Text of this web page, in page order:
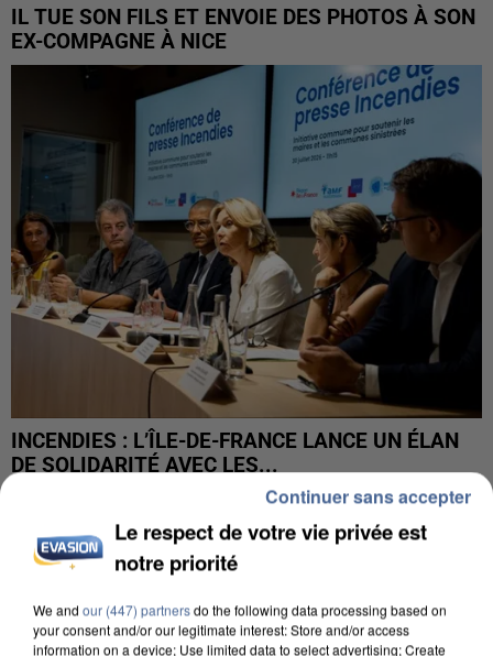
IL TUE SON FILS ET ENVOIE DES PHOTOS À SON
EX-COMPAGNE À NICE
INCENDIES : L’ÎLE-DE-FRANCE LANCE UN ÉLAN
DE SOLIDARITÉ AVEC LES...
Le respect de votre vie privée est
notre priorité
We and our (447) partnersdo the following data processing based on
your consent and/or our legitimate interest: Store and/or access
information on a device; Use limited data to select advertising; Create
Continuer sans accepter